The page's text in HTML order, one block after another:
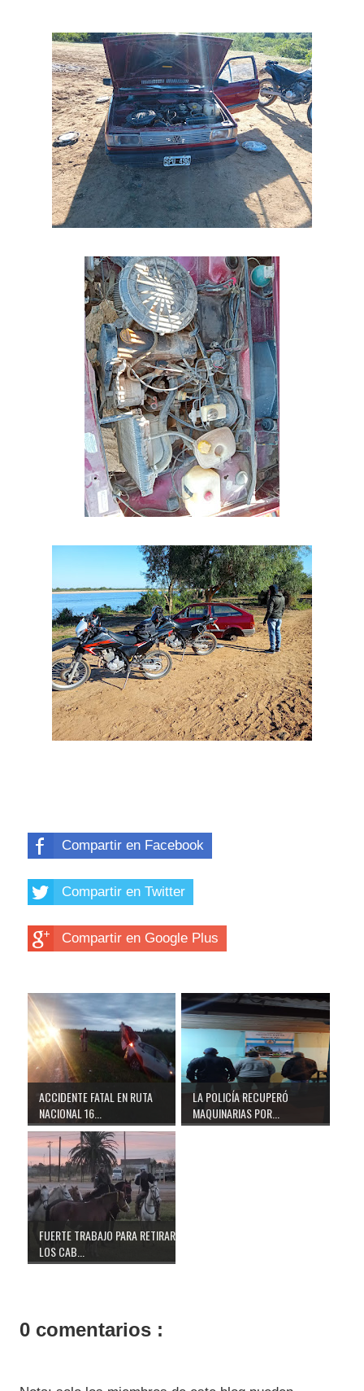
Compartir en Facebook
Compartir en Twitter
Compartir en Google Plus
ACCIDENTE FATAL EN RUTA
NACIONAL 16...
LA POLICÍA RECUPERÓ
MAQUINARIAS POR...
FUERTE TRABAJO PARA RETIRAR
LOS CAB...
0 comentarios :